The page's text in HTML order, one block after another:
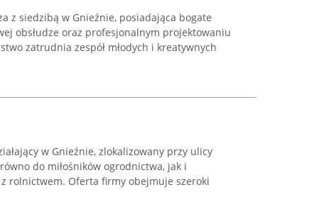
z siedzibą w Gnieźnie, posiadająca bogate
obsłudze oraz profesjonalnym projektowaniu
zatrudnia zespół młodych i kreatywnych
w Gnieźnie, zlokalizowany przy ulicy
do miłośników ogrodnictwa, jak i
rolnictwem. Oferta firmy obejmuje szeroki